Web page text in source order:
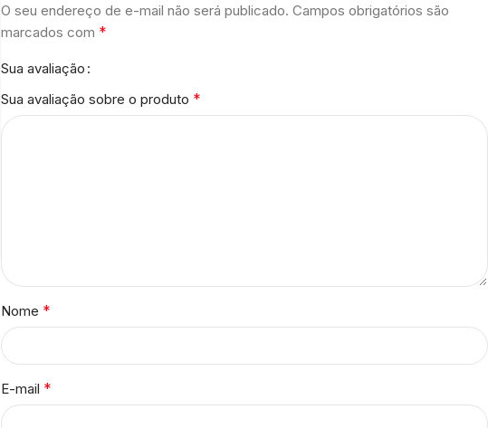
O seu endereço de e-mail não será publicado. Campos obrigatórios são
marcados com *
Sua avaliação
Sua avaliação sobre o produto *
Nome *
E-mail *